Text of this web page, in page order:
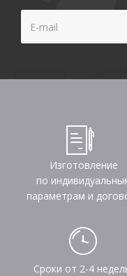
Изготовление
по
параметрам и
Сроки от 2-4